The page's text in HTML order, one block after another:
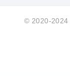
© 2020-2024